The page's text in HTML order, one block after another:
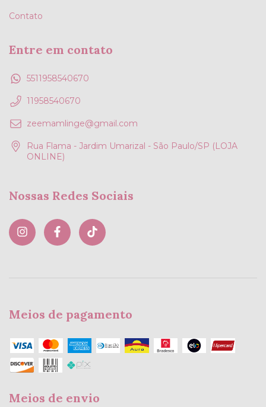
Contato
Entre em contato
5511958540670
11958540670
zeemamlinge@gmail.com
Rua Flama - Jardim Umarizal - São Paulo/SP (LOJA
ONLINE)
Nossas Redes Sociais
Meios de pagamento
Meios de envio